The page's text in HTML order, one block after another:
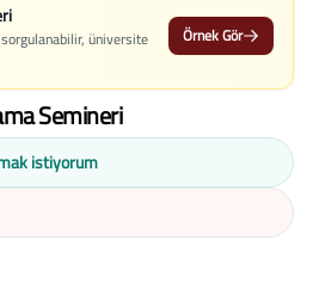
üniversite
Örnek Gör
Semineri
istiyorum